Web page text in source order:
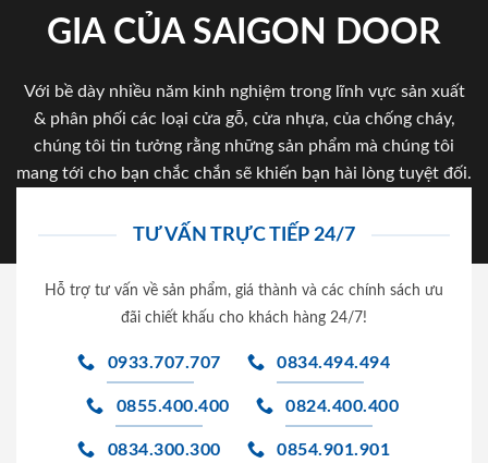
GIA CỦA SAIGON DOOR
Với bề dày nhiều năm kinh nghiệm trong lĩnh vực sản xuất
& phân phối các loại cửa gỗ, cửa nhựa, của chống cháy,
chúng tôi tin tưởng rằng những sản phẩm mà chúng tôi
mang tới cho bạn chắc chắn sẽ khiến bạn hài lòng tuyệt đối.
TƯ VẤN TRỰC TIẾP 24/7
Hỗ trợ tư vấn về sản phẩm, giá thành và các chính sách ưu
đãi chiết khấu cho khách hàng 24/7!
0933.707.707 0834.494.494
0855.400.400 0824.400.400
0834.300.300 0854.901.901